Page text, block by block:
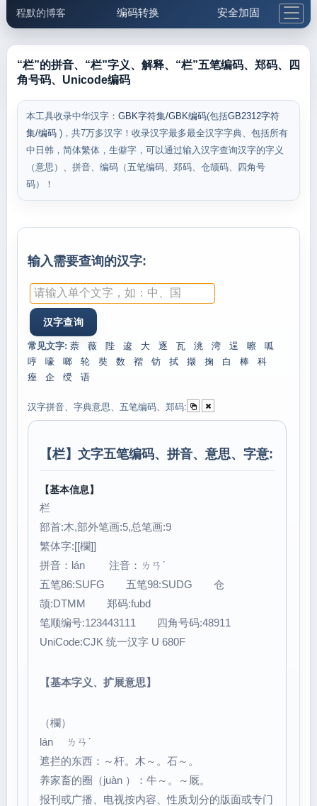
程默的博客 编码转换 安全加固
邮件工具 生活便民 更多工具
“栏”的拼音、“栏”字义、解释、“栏”五笔编码、郑码、四
角号码、Unicode编码
本工具收录中华汉字： GBK字符集/GBK编码(包括GB2312字符
集/编码 )，共7万多汉字！收录汉字最多最全汉字字典、包括所有
中日韩，简体繁体，生僻字，可以通过输入汉字查询汉字的字义
（意思）、拼音、编码（五笔编码、郑码、仓颉码、四角号
码）！
输入需要查询的汉字:
常见文字: 萘 薇 陛 逡 大 逐 瓦 洮 湾 逞 嚓
呱
哼
嚎 啷 轮 奘 数 褶 钫 拭 撷 掬 白 棒
科
痤
企 绶 语
汉字拼音、字典意思、五笔编码、郑码:
【栏】文字五笔编码、拼音、意思、字意:
【基本信息】
栏
部首:木,部外笔画:5,总笔画:9
繁体字:[[欄]]
拼音：lán 注音：ㄌㄢˊ
五笔86:SUFG 五笔98:SUDG 仓
颉:DTMM 郑码:fubd
笔顺编号:123443111 四角号码:48911
UniCode:CJK 统一汉字 U 680F
【基本字义、扩展意思】
（欄）
lán ㄌㄢˊ
遮拦的东西：～杆。木～。石～。
养家畜的圈（juàn ）：牛～。～厩。
报刊或广播、电视按内容、性质划分的版面或专门